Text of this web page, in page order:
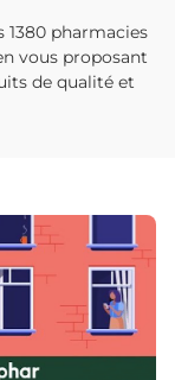
1380 pharmacies
vous proposant
de qualité et